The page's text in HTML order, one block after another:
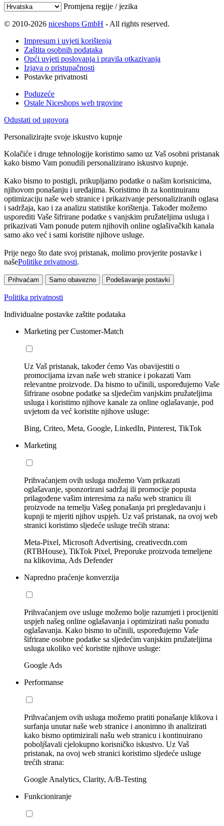
Promjena regije / jezika
© 2010-2026 niceshops GmbH - All rights reserved.
Impresum i uvjeti korištenja
Zaštita osobnih podataka
Opći uvjeti poslovanja i pravila otkazivanja
Izjava o pristupačnosti
Postavke privatnosti
Poduzeće
Ostale Niceshops web trgovine
Odustati od ugovora
Personalizirajte svoje iskustvo kupnje
Kolačiće i druge tehnologije koristimo samo uz Vaš osobni pristanak
kako bismo Vam ponudili personalizirano iskustvo kupnje.
Kako bismo to postigli, prikupljamo podatke o našim korisnicima,
njihovom ponašanju i uređajima. Koristimo ih za kontinuiranu
optimizaciju naše web stranice i prikazivanje personaliziranih oglasa
i sadržaja, kao i za analizu statistike korištenja. Također možemo
usporediti Vaše šifrirane podatke s vanjskim pružateljima usluga i
prikazivati Vam ponude putem njihovih online oglašivačkih kanala
samo ako već i sami koristite njihove usluge.
Prije nego što date svoj pristanak, molimo provjerite postavke i
našePolitike privatnosti.
Prihvaćam Samo obavezno Podešavanje postavki
Politika privatnosti
Individualne postavke zaštite podataka
Marketing per Customer-Match
Uz Vaš pristanak, također ćemo Vas obavijestiti o
promocijama izvan naše web stranice i pokazati Vam
relevantne proizvode. Da bismo to učinili, uspoređujemo Vaše
šifrirane osobne podatke sa sljedećim vanjskim pružateljima
usluga i koristimo njihove kanale za online oglašavanje, pod
uvjetom da već koristite njihove usluge:
Bing, Criteo, Meta, Google, LinkedIn, Pinterest, TikTok
Marketing
Prihvaćanjem ovih usluga možemo Vam prikazati
oglašavanje, sponzorirani sadržaj ili promocije popusta
prilagođene vašim interesima za našu web stranicu ili
proizvode na temelju Vašeg ponašanja pri pregledavanju i
kupnji te mjeriti njihov uspjeh. Uz vaš pristanak, na ovoj web
stranici koristimo sljedeće usluge trećih strana:
Meta-Pixel, Microsoft Advertising, creativecdn.com
(RTBHouse), TikTok Pixel, Preporuke proizvoda temeljene
na klikovima, Ads Defender
Napredno praćenje konverzija
Prihvaćanjem ove usluge možemo bolje razumjeti i procijeniti
uspjeh našeg online oglašavanja i optimizirati našu ponudu
oglašavanja. Kako bismo to učinili, uspoređujemo Vaše
šifrirane osobne podatke sa sljedećim vanjskim pružateljima
usluga ukoliko već koristite njihove usluge:
Google Ads
Performanse
Prihvaćanjem ovih usluga možemo pratiti ponašanje klikova i
surfanja unutar naše web stranice i anonimno ih analizirati
kako bismo optimizirali našu web stranicu i kontinuirano
poboljšavali cjelokupno korisničko iskustvo. Uz Vaš
pristanak, na ovoj web stranici koristimo sljedeće usluge
trećih strana:
Google Analytics, Clarity, A/B-Testing
Funkcioniranje